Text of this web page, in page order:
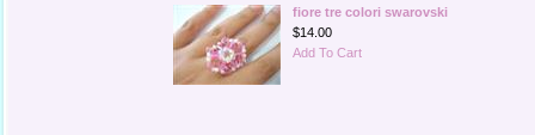
fiore tre colori swarovski
$14.00
Add To Cart